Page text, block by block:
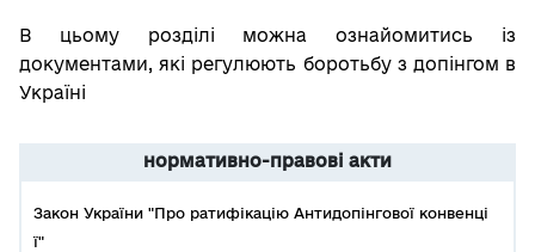
В цьому розділі можна ознайомитись із
документами, які регулюють боротьбу з допінгом в
Україні
нормативно-правові акти
Закон України "Про ратифікацію Антидопінгової конвенці
ї"